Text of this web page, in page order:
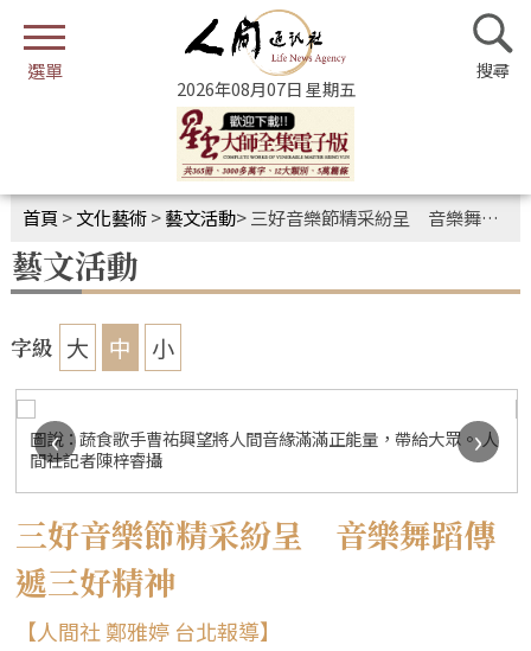
2026年08月07日 星期五
首頁 >文化藝術>藝文活動> 三好音樂節精采紛呈 音樂舞蹈傳遞三好精神
藝文活動
字級 大 中 小
圖說：蔬食歌手曹祐興望將人間音緣滿滿正能量，帶給大眾。 人
間社記者陳梓睿攝
‹ ›
三好音樂節精采紛呈 音樂舞蹈傳
遞三好精神
【人間社 鄭雅婷 台北報導】